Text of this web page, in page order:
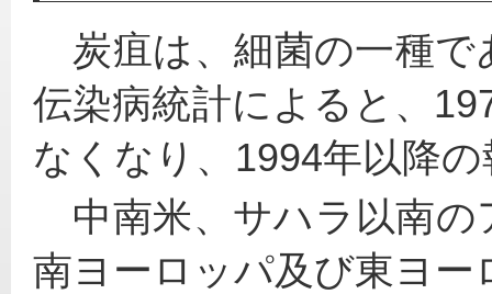
炭疽は、細菌の一種で
伝染病統計によると、
なくなり、1994年以降
中南米、サハラ以南の
南ヨーロッパ及び東ヨ